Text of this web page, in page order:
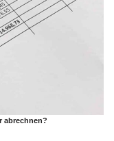
abrechnen?